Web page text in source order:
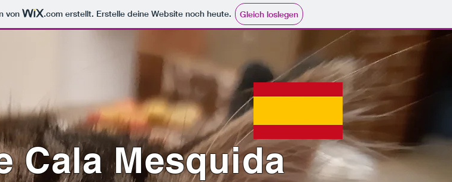
von .com erstellt. Erstelle deine Website noch heute. Gleich loslegen
Cala Mesquida